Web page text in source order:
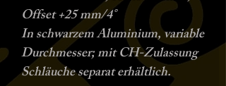
Offset +25 mm/4°
In schwarzem Aluminium, variable
Durchmesser; mit CH-Zulassung
Schläuche separat erhältlich.